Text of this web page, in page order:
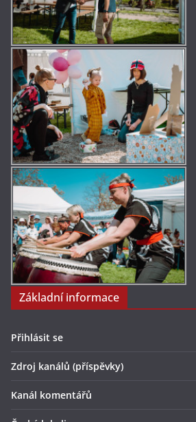
Základní informace
Přihlásit se
Zdroj kanálů (příspěvky)
Kanál komentářů